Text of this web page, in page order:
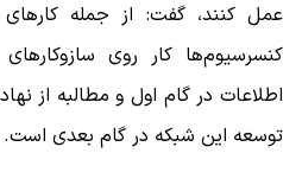
عمل کنند، گفت: از جمله
کنسرسیوم‌ها کار روی
اطلاعات در گام اول و مطالبه از
توسعه این شبکه در گام بعدی است.